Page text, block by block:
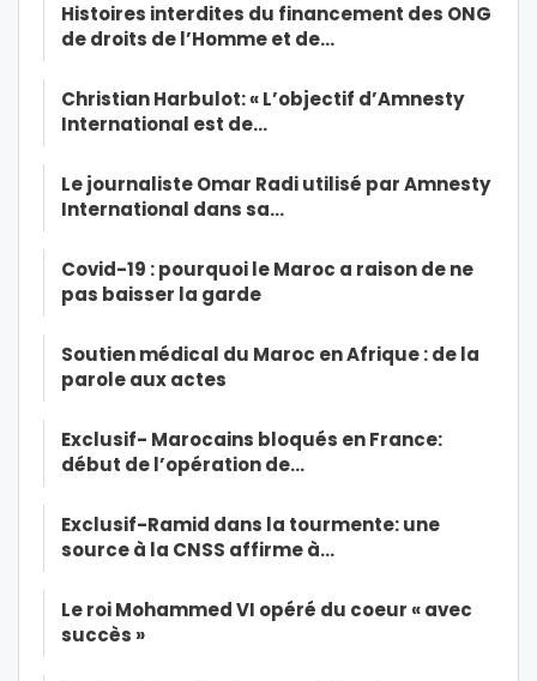
Histoires interdites du financement des ONG
de droits de l’Homme et de…
Christian Harbulot: « L’objectif d’Amnesty
International est de…
Le journaliste Omar Radi utilisé par Amnesty
International dans sa…
Covid-19 : pourquoi le Maroc a raison de ne
pas baisser la garde
Soutien médical du Maroc en Afrique : de la
parole aux actes
Exclusif- Marocains bloqués en France:
début de l’opération de…
Exclusif-Ramid dans la tourmente: une
source à la CNSS affirme à…
Le roi Mohammed VI opéré du coeur « avec
succès »